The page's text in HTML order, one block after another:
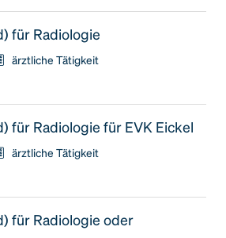
für Radiologie
ärztliche Tätigkeit
für Radiologie für EVK Eickel
ärztliche Tätigkeit
für Radiologie oder